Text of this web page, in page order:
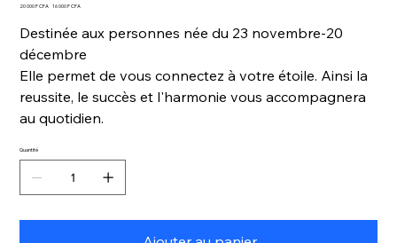
Prix
20 000 F CFA Prix
16 000 F CFA
Destinée aux personnes née du 23 novembre-20
décembre
Elle permet de vous connectez à votre étoile. Ainsi la
reussite, le succès et l'harmonie vous accompagnera
au quotidien.
Quantité